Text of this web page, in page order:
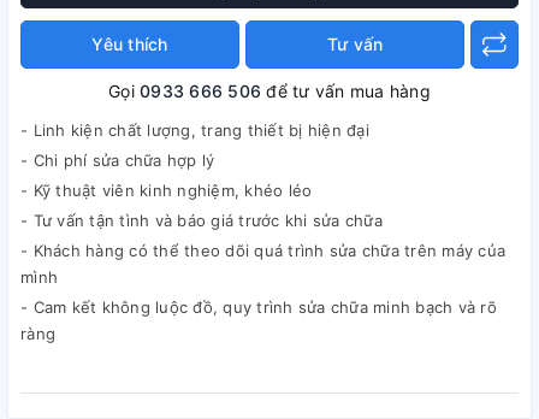
Yêu thích Tư vấn
Gọi0933 666 506 để tư vấn mua hàng
- Linh kiện chất lượng, trang thiết bị hiện đại
- Chi phí sửa chữa hợp lý
- Kỹ thuật viên kinh nghiệm, khéo léo
- Tư vấn tận tình và báo giá trước khi sửa chữa
- Khách hàng có thể theo dõi quá trình sửa chữa trên máy của
mình
- Cam kết không luộc đồ, quy trình sửa chữa minh bạch và rõ
ràng